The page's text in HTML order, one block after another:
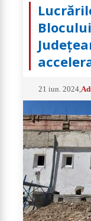
21 iun. 2024